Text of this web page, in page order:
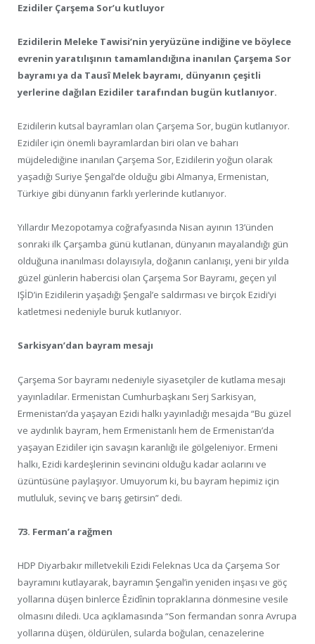
Ezidiler Çarşema Sor’u kutluyor
Ezidilerin Meleke Tawisi’nin yeryüzüne indiğine ve böylece
evrenin yaratılışının tamamlandığına inanılan Çarşema Sor
bayramı ya da Tausî Melek bayramı, dünyanın çeşitli
yerlerine dağılan Ezidiler tarafından bugün kutlanıyor.
Ezidilerin kutsal bayramları olan Çarşema Sor, bugün kutlanıyor.
Ezidiler için önemli bayramlardan biri olan ve baharı
müjdelediğine inanılan Çarşema Sor, Ezidilerin yoğun olarak
yaşadığı Suriye Şengal’de olduğu gibi Almanya, Ermenistan,
Türkiye gibi dünyanın farklı yerlerinde kutlanıyor.
Yıllardır Mezopotamya coğrafyasında Nisan ayının 13’ünden
sonraki ilk Çarşamba günü kutlanan, dünyanın mayalandığı gün
olduğuna inanılması dolayısıyla, doğanın canlanışı, yeni bir yılda
güzel günlerin habercisi olan Çarşema Sor Bayramı, geçen yıl
IŞİD’in Ezidilerin yaşadığı Şengal’e saldırması ve birçok Ezidi’yi
katletmesi nedeniyle buruk kutlanıyor.
Sarkisyan’dan bayram mesajı
Çarşema Sor bayramı nedeniyle siyasetçiler de kutlama mesajı
yayınladılar. Ermenistan Cumhurbaşkanı Serj Sarkisyan,
Ermenistan’da yaşayan Ezidi halkı yayınladığı mesajda “Bu güzel
ve aydınlık bayram, hem Ermenistanlı hem de Ermenistan’da
yaşayan Ezidiler için savaşın karanlığı ile gölgeleniyor. Ermeni
halkı, Ezidi kardeşlerinin sevincini olduğu kadar acılarını ve
üzüntüsüne paylaşıyor. Umuyorum ki, bu bayram hepimiz için
mutluluk, sevinç ve barış getirsin” dedi.
73. Ferman’a rağmen
HDP Diyarbakır milletvekili Ezidi Feleknas Uca da Çarşema Sor
bayramını kutlayarak, bayramın Şengal’in yeniden inşası ve göç
yollarına düşen binlerce Êzidînin topraklarına dönmesine vesile
olmasını diledi. Uca açıklamasında “Son fermandan sonra Avrupa
yollarına düşen, öldürülen, sularda boğulan, cenazelerine